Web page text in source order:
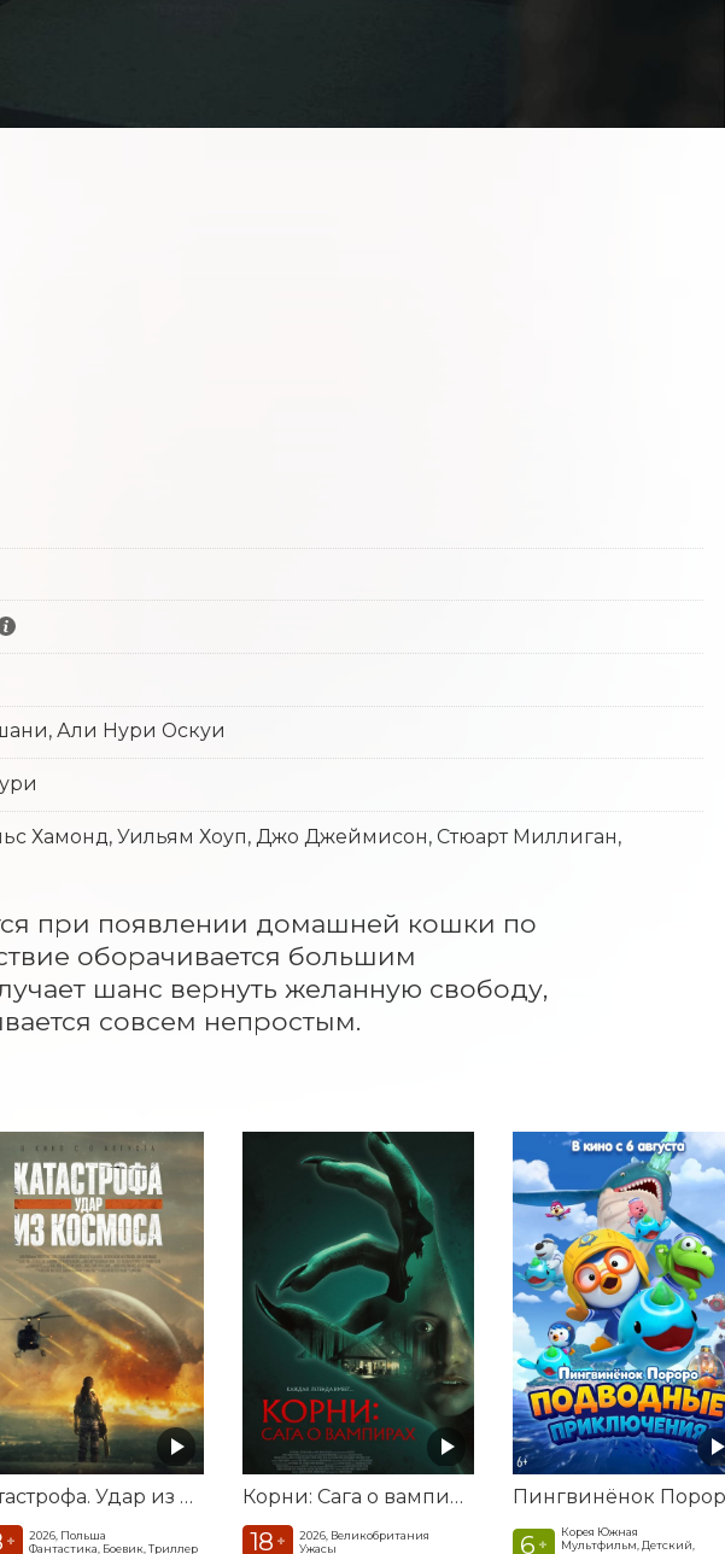
Али Нури Оскуи
Хамонд, Уильям Хоуп, Джо Джеймисон, Стюарт Миллиган,
при появлении домашней кошки по
оборачивается большим
шанс вернуть желанную свободу,
совсем непростым.
Катастрофа. Удар из космоса
+
2026, Польша
Фантастика, Боевик, Триллер
Корни: Сага о вампирах
18 +
2026, Великобритания
Ужасы
6 +
Корея Южная
Мультфильм, Детский,